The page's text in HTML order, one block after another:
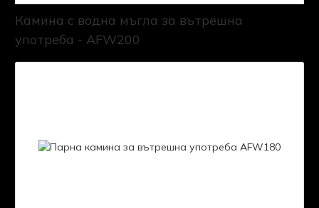
Камина с водна мъгла за вътрешна
употреба - AFW200